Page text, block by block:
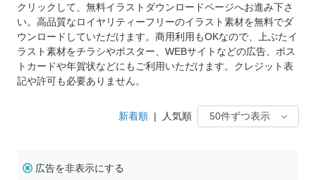
クリックして、無料イラストダウンロードページへお進み下さ
い。高品質なロイヤリティーフリーのイラスト素材を無料でダ
ウンロードしていただけます。商用利用もOKなので、上ぶたイ
ラスト素材をチラシやポスター、WEBサイトなどの広告、ポス
トカードや年賀状などにもご利用いただけます。クレジット表
記や許可も必要ありません。
新着順 | 人気順
広告を非表示にする